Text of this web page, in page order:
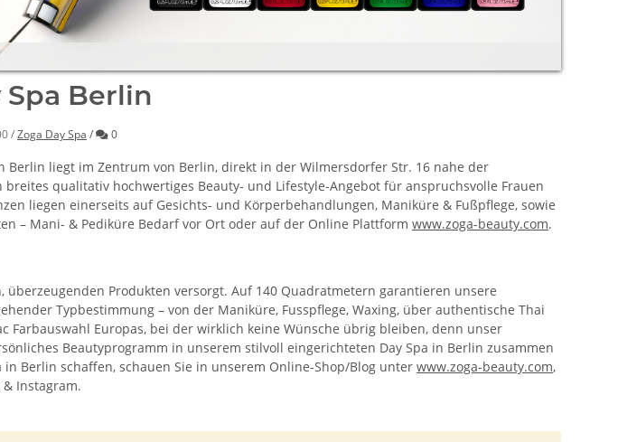
Spa Berlin
/Zoga Day Spa / Kommentare
0
Berlin liegt im Zentrum von Berlin, direkt in der Wilmersdorfer Str. 16 nahe der
qualitativ hochwertiges Beauty- und Lifestyle-Angebot für anspruchsvolle Frauen
liegen einerseits auf Gesichts- und Körperbehandlungen, Maniküre & Fußpflege, sowie
– Mani- & Pediküre Bedarf vor Ort oder auf der Online Plattform www.zoga-beauty.com.
Produkten versorgt. Auf 140 Quadratmetern garantieren unsere
Typbestimmung – von der Maniküre, Fusspflege, Waxing, über authentische Thai
Farbauswahl Europas, bei der wirklich keine Wünsche übrig bleiben, denn unser
Beautyprogramm in unserem stilvoll eingerichteten Day Spa in Berlin zusammen
Berlin schaffen, schauen Sie in unserem Online-Shop/Blog unter www.zoga-beauty.com,
Instagram.